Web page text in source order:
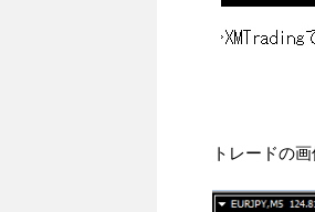
トレードの